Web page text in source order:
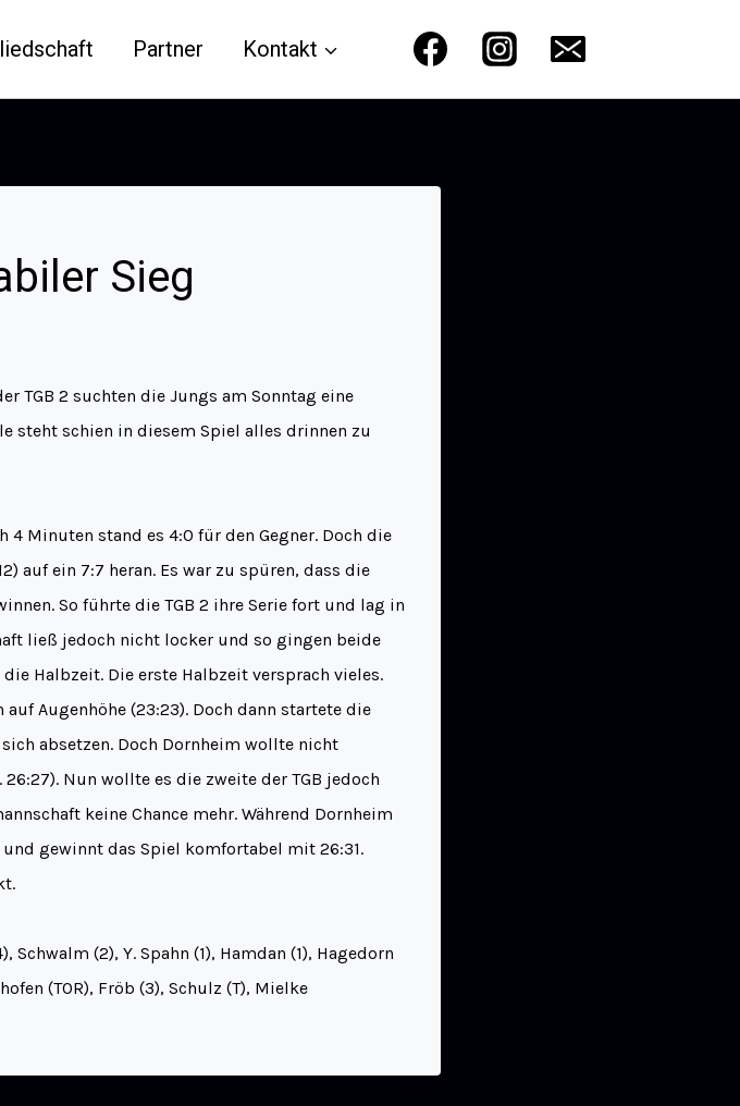
Partner Kontakt
Sieg
TGB 2 suchten die Jungs am Sonntag eine
steht schien in diesem Spiel alles drinnen zu
Minuten stand es 4:0 für den Gegner. Doch die
auf ein 7:7 heran. Es war zu spüren, dass die
So führte die TGB 2 ihre Serie fort und lag in
ließ jedoch nicht locker und so gingen beide
Halbzeit. Die erste Halbzeit versprach vieles.
Augenhöhe (23:23). Doch dann startete die
absetzen. Doch Dornheim wollte nicht
Nun wollte es die zweite der TGB jedoch
keine Chance mehr. Während Dornheim
und gewinnt das Spiel komfortabel mit 26:31.
Schwalm (2), Y. Spahn (1), Hamdan (1), Hagedorn
(TOR), Fröb (3), Schulz (T), Mielke